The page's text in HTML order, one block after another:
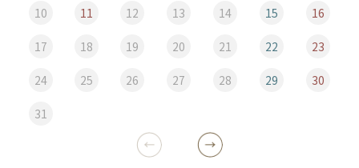
10 11 12 13 14 15 16
17 18 19 20 21 22 23
24 25 26 27 28 29 30
31